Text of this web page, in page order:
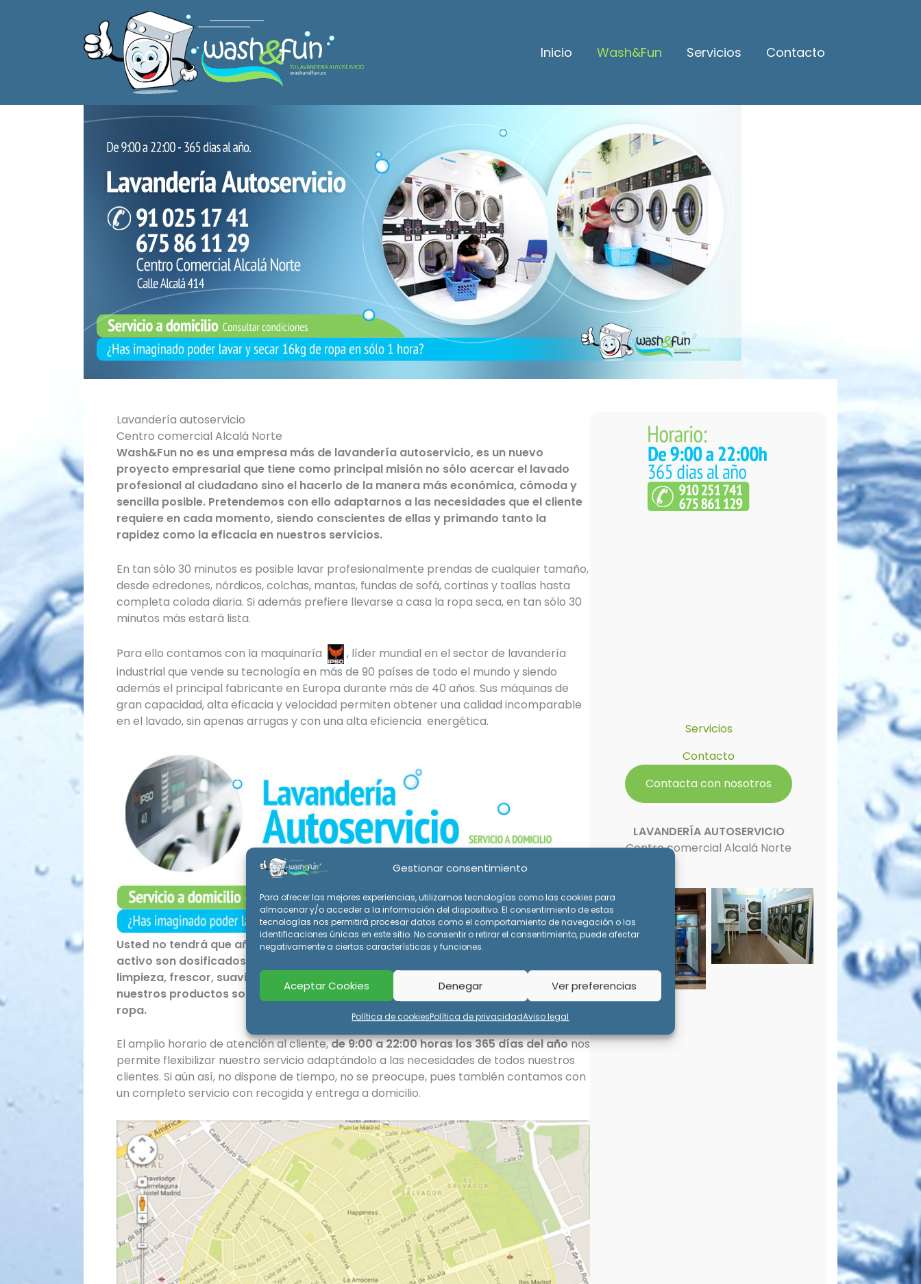
Gestionar consentimiento
Para ofrecer las mejores experiencias, utilizamos tecnologías como las cookies para
almacenar y/o acceder a la información del dispositivo. El consentimiento de estas
tecnologías nos permitirá procesar datos como el comportamiento de navegación o las
identificaciones únicas en este sitio. No consentir o retirar el consentimiento, puede afectar
negativamente a ciertas características y funciones.
Aceptar Cookies Denegar Ver preferencias
Política de cookiesPolítica de privacidadAviso legal
Inicio Wash&Fun Servicios Contacto
Lavandería autoservicio
Centro comercial Alcalá Norte
Wash&Fun no es una empresa más de lavandería autoservicio, es un nuevo
proyecto empresarial que tiene como principal misión no sólo acercar el lavado
profesional al ciudadano sino el hacerlo de la manera más económica, cómoda y
sencilla posible. Pretendemos con ello adaptarnos a las necesidades que el cliente
requiere en cada momento, siendo conscientes de ellas y primando tanto la
rapidez como la eficacia en nuestros servicios.
En tan sólo 30 minutos es posible lavar profesionalmente prendas de cualquier tamaño,
desde edredones, nórdicos, colchas, mantas, fundas de sofá, cortinas y toallas hasta
completa colada diaria. Si además prefiere llevarse a casa la ropa seca, en tan sólo 30
minutos más estará lista.
Para ello contamos con la maquinaría
, líder mundial en el sector de lavandería
industrial que vende su tecnología en más de 90 países de todo el mundo y siendo
además el principal fabricante en Europa durante más de 40 años. Sus máquinas de
gran capacidad, alta eficacia y velocidad permiten obtener una calidad incomparable
en el lavado, sin apenas arrugas y con una alta eficiencia energética.
Usted no tendrá que añadir ningún producto; el jabón, suavizante y el oxígeno
activo son dosificados automáticamente por las máquinas para tener una
limpieza, frescor, suavidad y desinfección perfectos en cada lavado. Por supuesto,
nuestros productos son totalmente respetuosos con el medio ambiente y con su
ropa.
El amplio horario de atención al cliente,de 9:00 a 22:00 horas los 365 días del añonos
permite flexibilizar nuestro servicio adaptándolo a las necesidades de todos nuestros
clientes. Si aún así, no dispone de tiempo, no se preocupe, pues también contamos con
un completo servicio con recogida y entrega a domicilio.
Servicios
Contacto
Contacta con nosotros
LAVANDERÍA AUTOSERVICIO
Centro comercial Alcalá Norte